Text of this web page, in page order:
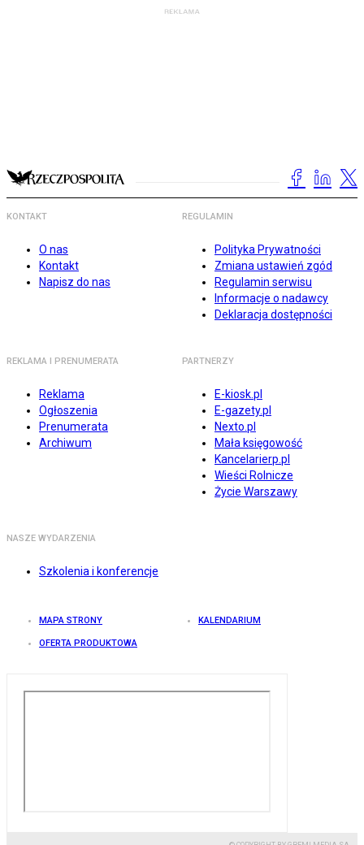
KONTAKT
O nas
Kontakt
Napisz do nas
REGULAMIN
Polityka Prywatności
Zmiana ustawień zgód
Regulamin serwisu
Informacje o nadawcy
Deklaracja dostępności
REKLAMA I PRENUMERATA
Reklama
Ogłoszenia
Prenumerata
Archiwum
PARTNERZY
E-kiosk.pl
E-gazety.pl
Nexto.pl
Mała księgowość
Kancelarierp.pl
Wieści Rolnicze
Życie Warszawy
NASZE WYDARZENIA
Szkolenia i konferencje
MAPA STRONY KALENDARIUM
OFERTA PRODUKTOWA